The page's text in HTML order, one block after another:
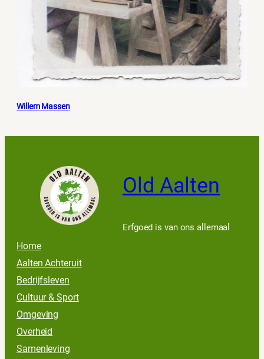
Willem Massen
Old Aalten
Erfgoed is van ons allemaal
Home
Aalten Achteruit
Bedrijfsleven
Cultuur & Sport
Omgeving
Overheid
Samenleving